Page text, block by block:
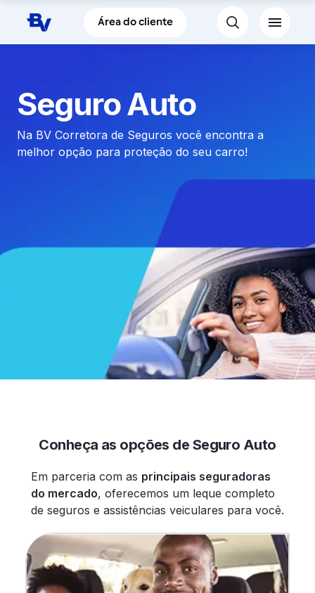
Pular para o Conteúdo principal
Área do cliente
Seguro Auto
Na BV Corretora de Seguros você encontra a
melhor opção para proteção do seu carro!
Conheça as opções de Seguro Auto
Em parceria com as principais seguradoras
do mercado, oferecemos um leque completo
de seguros e assistências veiculares para você.